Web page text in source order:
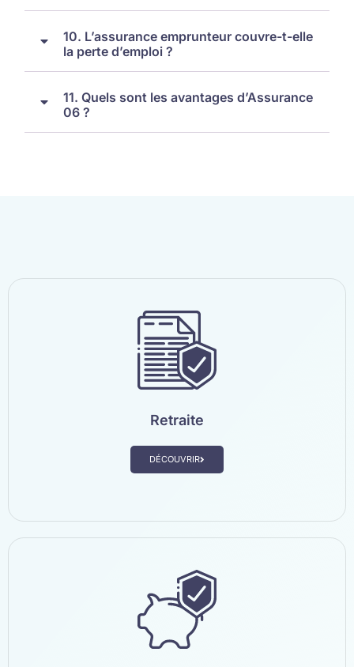
10. L’assurance emprunteur couvre-t-elle
la perte d’emploi ?
11. Quels sont les avantages d’Assurance
06 ?
Retraite
DÉCOUVRIR